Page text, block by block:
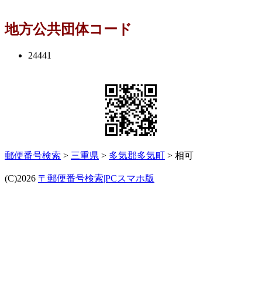
地方公共団体コード
24441
郵便番号検索 > 三重県 > 多気郡多気町 > 相可
(C)2026 〒郵便番号検索|PCスマホ版